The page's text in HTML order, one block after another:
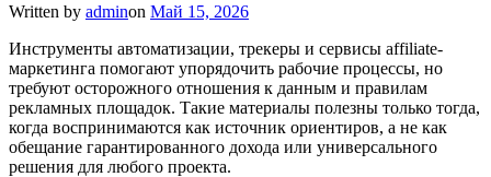
Written by adminon Май 15, 2026
Инструменты автоматизации, трекеры и сервисы affiliate-
маркетинга помогают упорядочить рабочие процессы, но
требуют осторожного отношения к данным и правилам
рекламных площадок. Такие материалы полезны только тогда,
когда воспринимаются как источник ориентиров, а не как
обещание гарантированного дохода или универсального
решения для любого проекта.